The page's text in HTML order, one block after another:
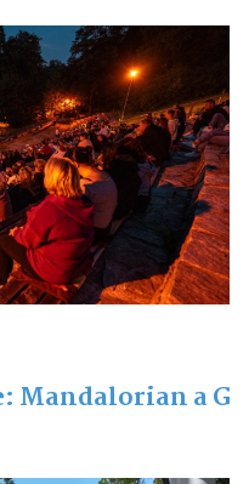
Mandalorian a